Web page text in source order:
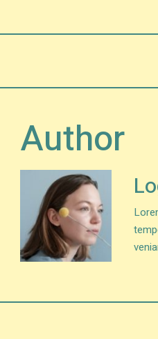
Author